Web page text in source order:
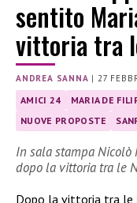
sentito
vittoria tra
ANDREA SANNA | 27
AMICI 24 MARIA DE
NUOVE PROPOSTE
In sala stampa
dopo la vittoria tra le
Dopo la vittoria tra le